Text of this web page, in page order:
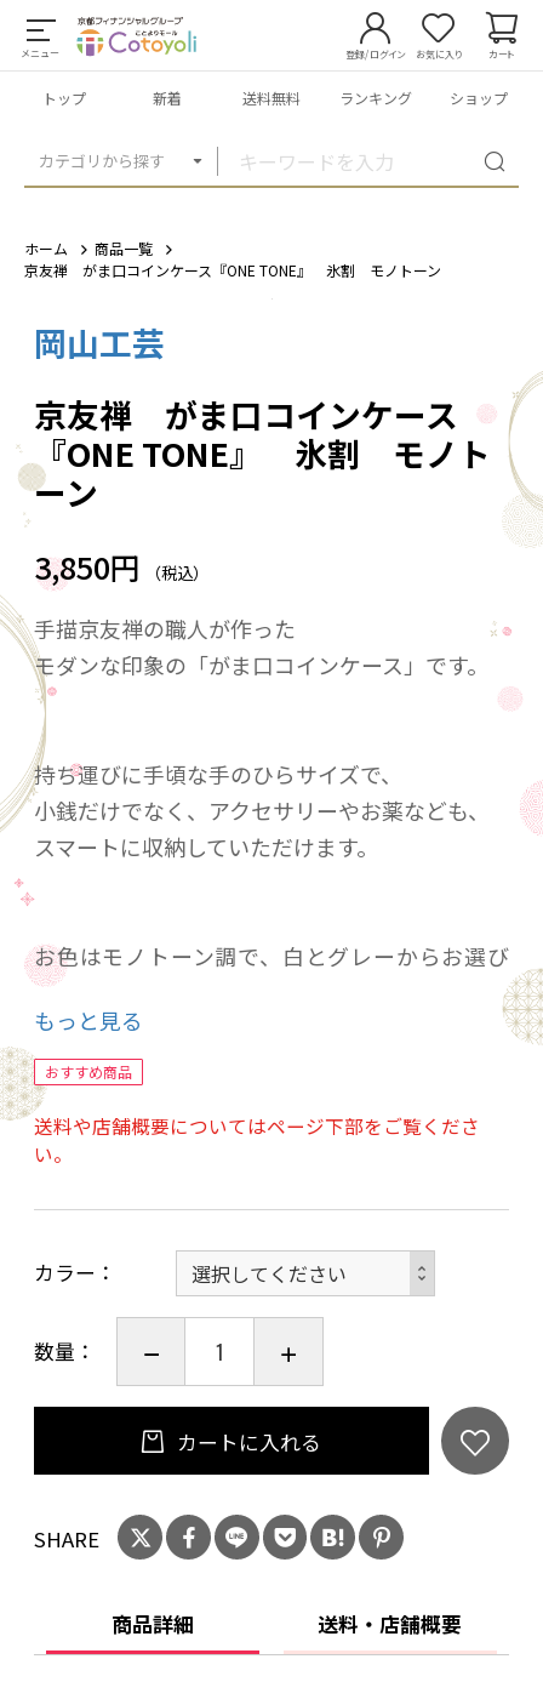
メニュー
カテゴリから探す
登録/ログイン お気に入り カート
トップ 新着 送料無料 ランキング ショップ
ホーム
商品一覧
京友禅 がま口コインケース『ONE TONE』 氷割 モノトーン
岡山工芸
京友禅 がま口コインケース
『ONE TONE』 氷割 モノト
ーン
3,850円 （税込）
手描京友禅の職人が作った
モダンな印象の「がま口コインケース」です。
持ち運びに手頃な手のひらサイズで、
小銭だけでなく、アクセサリーやお薬なども、
スマートに収納していただけます。
お色はモノトーン調で、白とグレーからお選び
いただけます。
柄は、動物・花・幾何学の3タイプで各3柄
全部で9柄ご用意いたしました。
京友禅と言えば、華やかで多色な印象がありま
すが
「伝統の柄の良さ」をぜひ感じていただきたく
あえてモノトーン仕上げにしました。
年齢を問わず長くお楽しみいただけます。
★男女兼用でお使いいただけます。
もっと見る
おすすめ商品
送料や店舗概要についてはページ下部をご覧くださ
い。
カラー
数量：
カートに入れる
SHARE
商品詳細 送料・店舗概要